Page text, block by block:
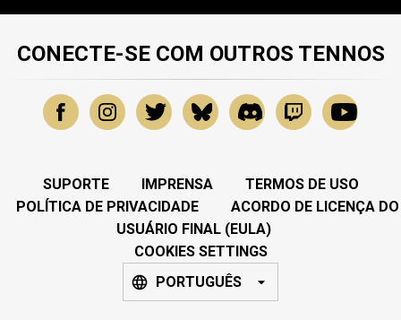
CONECTE-SE COM OUTROS TENNOS
SUPORTE IMPRENSA
TERMOS DE USO
POLÍTICA DE PRIVACIDADE
ACORDO DE LICENÇA DO
USUÁRIO FINAL (EULA)
COOKIES SETTINGS
PORTUGUÊS